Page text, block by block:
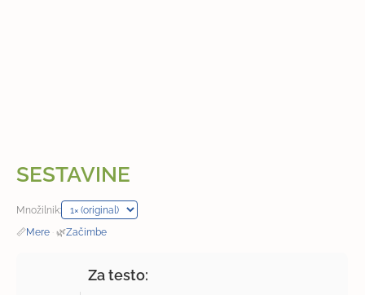
SESTAVINE
Množilnik:
📏Mere · 🌿Začimbe
Za testo: